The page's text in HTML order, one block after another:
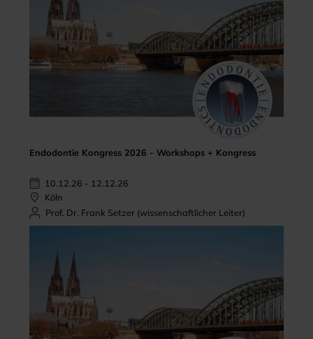
Endodontie Kongress 2026 - Workshops + Kongress
10.12.26 - 12.12.26
Köln
Prof. Dr. Frank Setzer (wissenschaftlicher Leiter)